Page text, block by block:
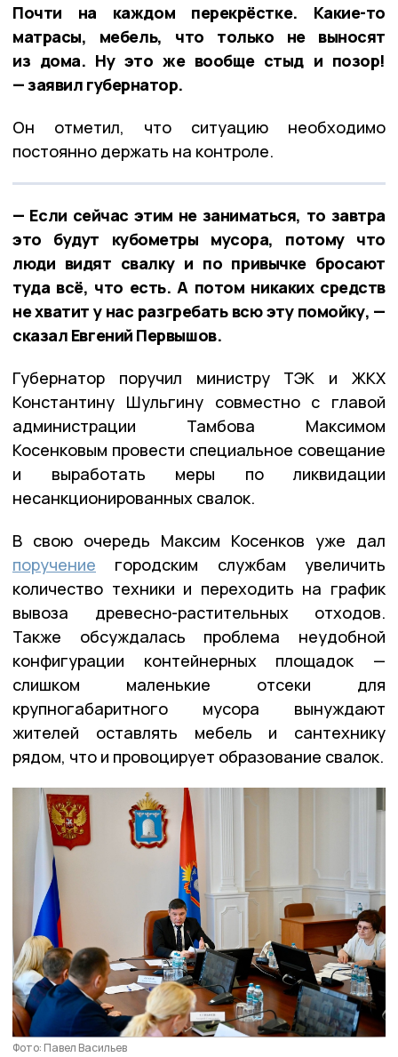
Почти на каждом перекрёстке. Какие-то
матрасы, мебель, что только не выносят
из дома. Ну это же вообще стыд и позор!
— заявил губернатор.
Он отметил, что ситуацию необходимо
постоянно держать на контроле.
— Если сейчас этим не заниматься, то завтра
это будут кубометры мусора, потому что
люди видят свалку и по привычке бросают
туда всё, что есть. А потом никаких средств
не хватит у нас разгребать всю эту помойку, —
сказал Евгений Первышов.
Губернатор поручил министру ТЭК и ЖКХ
Константину Шульгину совместно с главой
администрации Тамбова Максимом
Косенковым провести специальное совещание
и выработать меры по ликвидации
несанкционированных свалок.
В свою очередь Максим Косенков уже дал
поручение городским службам увеличить
количество техники и переходить на график
вывоза древесно-растительных отходов.
Также обсуждалась проблема неудобной
конфигурации контейнерных площадок —
слишком маленькие отсеки для
крупногабаритного мусора вынуждают
жителей оставлять мебель и сантехнику
рядом, что и провоцирует образование свалок.
Фото: Павел Васильев